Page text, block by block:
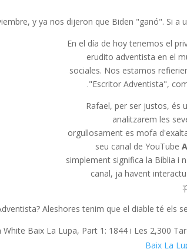
y ya nos dijeron que Biden "ganó". Si a
En el día de hoy tenemos el
erudito adventista en el
sociales. Nos estamos
"Escritor Adventista",
Rafael, per ser justos, és
analitzarem les
orgullosament es mofa
seu canal de YouTube
simplement significa la Bíblia i
canal, ja havent
Aleshores tenim que el diable té els
White Baix La Lupa, Part 1: 1844 i Les 2,300
Baix La